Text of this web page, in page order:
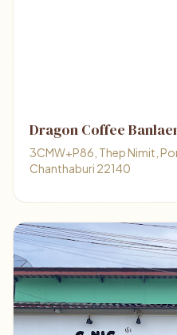
Dragon Coffee
3CMW+P86, Thep Nimit,
Chanthaburi 22140